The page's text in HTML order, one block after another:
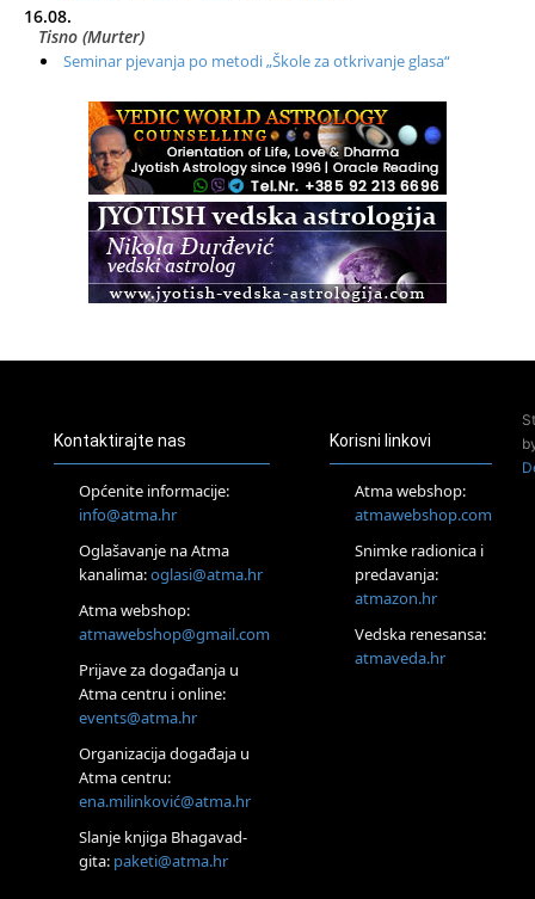
16.08.
Tisno (Murter)
Seminar pjevanja po metodi „Škole za otkrivanje glasa“
Radionica: Pomagači iz drugih dimenzija Online – otvoreno za
Zagreb+Online
Osnovni ThetaHealing® tečaj, Zagreb i Online
Access BARS®, otpusti stres
Pjesma srca / Zagreb
Tečaj Višeg Vodstva, razvijanja intuicije i Akaša zapisa
Online
Postanite Nositelj Vibracije Nove Zemlje
Visoko
Alemka Dauskardt – Jednodnevna radionica sistemskih
konstelacija
Zagreb
HOD PO ŽERAVICI – Seminar koji mijenja tijelo, duh i um
SoulFest – Festival glazbe, mudrosti i zajedništva
Zagreb
Access BARS® edukacija otpusti stres
Kontaktirajte nas
Općenite informacije:
info@atma.hr
Oglašavanje na Atma
kanalima:oglasi@atma.hr
Atma webshop:
atmawebshop@gmail.com
Prijave za događanja u
Atma centru i online:
events@atma.hr
Organizacija događaja u
Atma centru:
ena.milinković@atma.hr
Slanje knjiga Bhagavad-
gita: paketi@atma.hr
Korisni linkovi
Atma webshop:
atmawebshop.com
Snimke radionica i
predavanja:
atmazon.hr
Vedska renesansa:
atmaveda.hr